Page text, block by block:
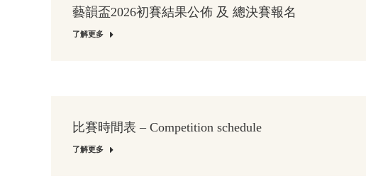
藝韻盃2026初賽結果公佈 及 總決賽報名
了解更多
比賽時間表 – Competition schedule
了解更多